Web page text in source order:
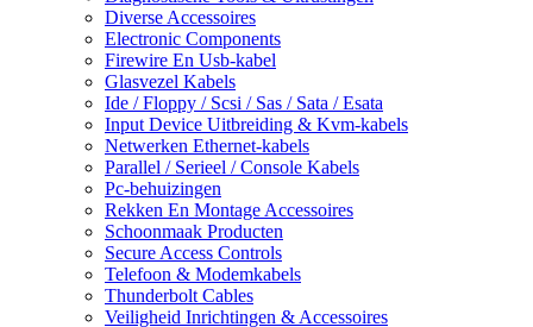
Diverse Accessoires
Electronic Components
Firewire En Usb-kabel
Glasvezel Kabels
Ide / Floppy / Scsi / Sas / Sata / Esata
Input Device Uitbreiding & Kvm-kabels
Netwerken Ethernet-kabels
Parallel / Serieel / Console Kabels
Pc-behuizingen
Rekken En Montage Accessoires
Schoonmaak Producten
Secure Access Controls
Telefoon & Modemkabels
Thunderbolt Cables
Veiligheid Inrichtingen & Accessoires